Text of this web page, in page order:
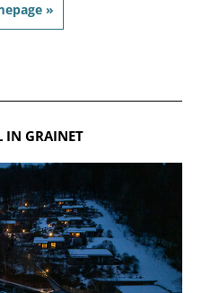
»
IN GRAINET